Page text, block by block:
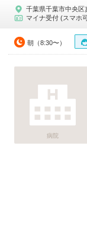
千葉県千葉市中央区
マイナ受付 (スマホ
朝（8:30〜）
病院